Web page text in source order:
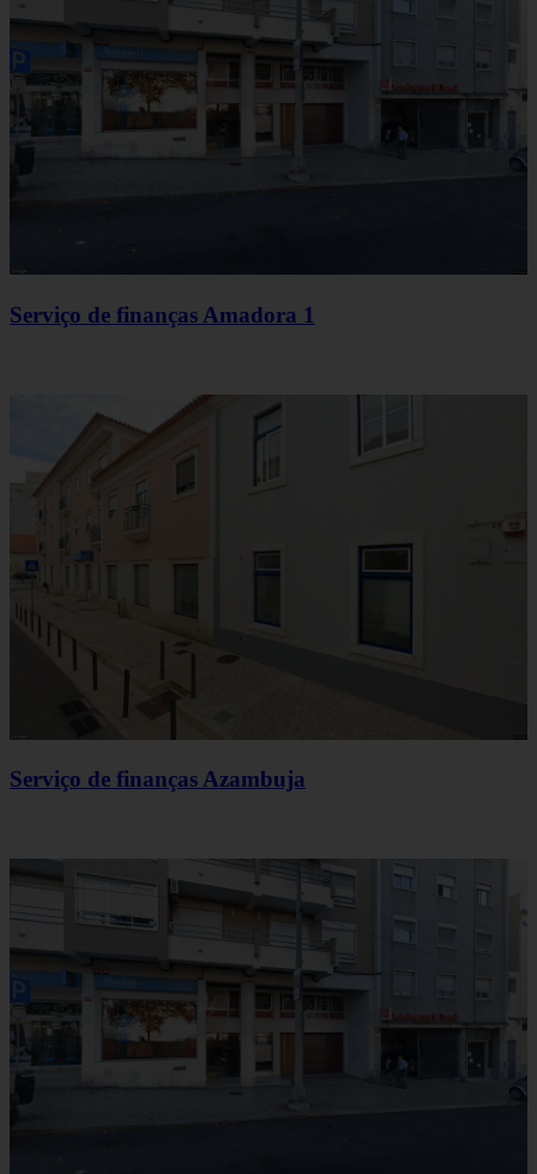
Serviço de finanças Amadora 1
Serviço de finanças Azambuja